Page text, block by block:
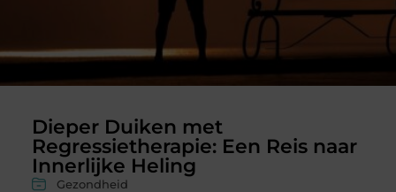
Dieper Duiken met
Regressietherapie: Een Reis naar
Innerlijke Heling
Gezondheid